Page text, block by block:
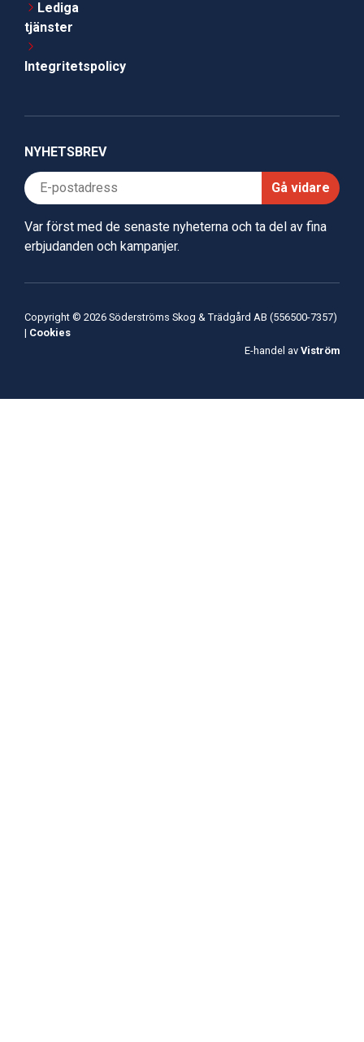
Lediga
tjänster
Integritetspolicy
NYHETSBREV
Gå vidare
Var först med de senaste nyheterna och ta del av fina
erbjudanden och kampanjer.
Copyright © 2026 Söderströms Skog & Trädgård AB (556500-7357)
| Cookies
E-handel av Viström